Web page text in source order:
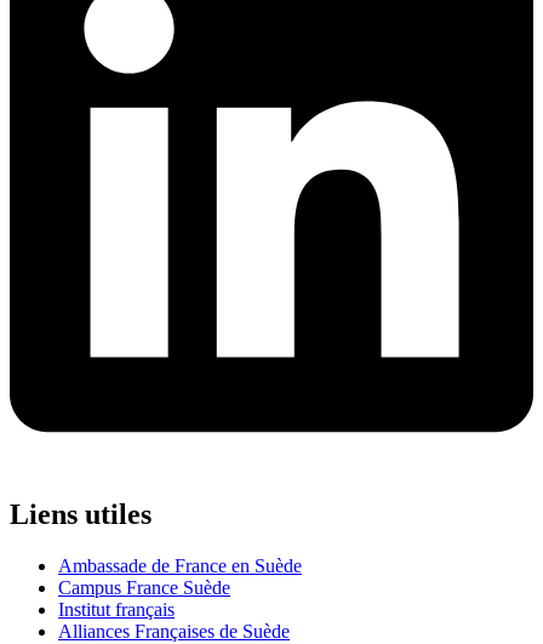
Liens utiles
Ambassade de France en Suède
Campus France Suède
Institut français
Alliances Françaises de Suède